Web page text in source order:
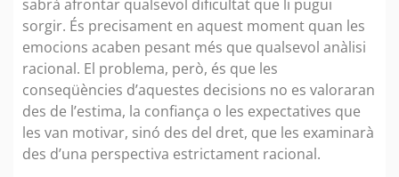
sabrà afrontar qualsevol dificultat que li pugui
sorgir. És precisament en aquest moment quan les
emocions acaben pesant més que qualsevol anàlisi
racional. El problema, però, és que les
conseqüències d’aquestes decisions no es valoraran
des de l’estima, la confiança o les expectatives que
les van motivar, sinó des del dret, que les examinarà
des d’una perspectiva estrictament racional.